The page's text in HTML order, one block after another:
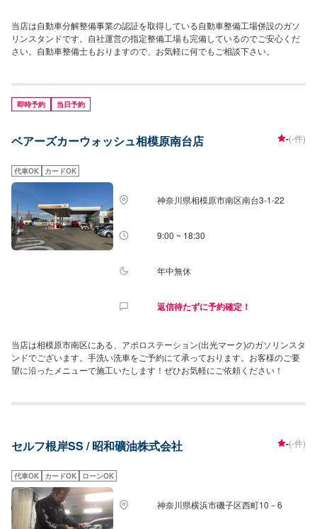
当店は自動車分解整備事業の認証を取得している自動車整備工場併設のガソ
リンスタンドです。自社運営の指定整備工場も完備しているのでご安心くだ
さい。自動車整備士もおりますので、お気軽に何でもご相談下さい。
即時予約 当日予約
ベアーズカーウォッシュ相模原南台店 -(-件)
代車OK カードOK
神奈川県相模原市南区南台3-1-22
9:00 ~ 18:30
年中無休
返信待たずに予約確定！
当店は相模原市南区にある、アポロステーション(出光マーク)のガソリンスタ
ンドでございます。手洗い洗車をご予約にて承っております。お客様のご要
望に沿ったメニューで施工いたします！ぜひお気軽にご依頼ください！
セルフ根岸SS / 昭和礦油株式会社 -(-件)
代車OK カードOK ローンOK
神奈川県横浜市磯子区西町10－6